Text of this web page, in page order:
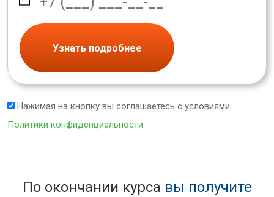
Узнать подробнее
Нажимая на кнопку вы соглашаетесь с условиями
Политики конфиденциальности
По окончании курса вы получите